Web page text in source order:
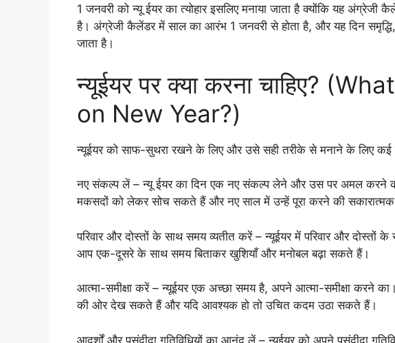
1 जनवरी को न्यू ईयर का त्योहार इसलिए मनाया जाता है क्योंकि यह अंग्रेजी
है। अंग्रेजी कैलेंडर में साल का आरंभ 1 जनवरी से होता है, और यह दिन
जाता है।
न्यूईयर पर क्या करना चाहिए?
on New Year?)
न्यूईयर को साफ-सुथरा रखने के लिए और उसे सही तरीके से मनाने के लिए
नए संकल्प लें – न्यू ईयर का दिन एक नए संकल्प लेने और उस पर अमल करने
मकसदों को लेकर सोच सकते हैं और नए साल में उन्हें पूरा करने की
परिवार और दोस्तों के साथ समय व्यतीत करें – न्यूईयर में परिवार और दोस्तों
आप एक-दूसरे के साथ समय बिताकर खुशियाँ और मनोबल बढ़ा सकते हैं।
आत्मा-समीक्षा करें – न्यूईयर एक अच्छा समय है, अपने आत्मा-समीक्षा करने
की ओर देख सकते हैं और यदि आवश्यक हो तो उचित कदम उठा सकते हैं।
आदर्शों और पसंदीदा गतिविधियों का आनंद लें – न्यूईयर को अपने पसंदीदा